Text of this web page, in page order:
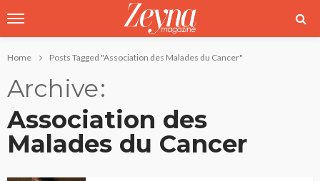
Home Posts Tagged "Association des Malades du Cancer"
Archive
Association des
Malades du Cancer